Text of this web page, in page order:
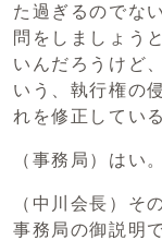
た過ぎるのでな
問をしましょう
いんだろうけど
いう、執行権の
れを修正してい
（事務局）はい。
（中川会長）そ
事務局の御説明